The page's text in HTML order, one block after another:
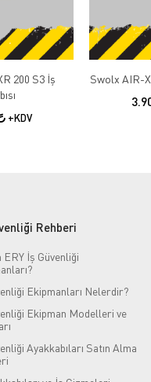
200 S3 İş
+KDV
Swolx AIR-X
Rehberi
ERY İş Güvenliği
Ekipmanları Nelerdir?
Ekipman Modelleri ve
Ayakkabıları Satın Alma